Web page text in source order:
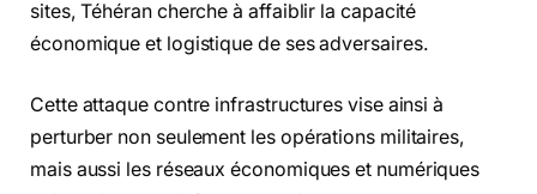
sites, Téhéran cherche à affaiblir la capacité
économique et logistique de ses adversaires.
Cette attaque contre infrastructures vise ainsi à
perturber non seulement les opérations militaires,
mais aussi les réseaux économiques et numériques